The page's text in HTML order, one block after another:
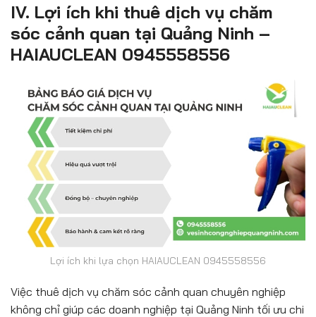
IV. Lợi ích khi thuê dịch vụ chăm
sóc cảnh quan tại Quảng Ninh –
HAIAUCLEAN 0945558556
Lợi ích khi lựa chọn HAIAUCLEAN 0945558556
Việc thuê dịch vụ chăm sóc cảnh quan chuyên nghiệp
không chỉ giúp các doanh nghiệp tại Quảng Ninh tối ưu chi